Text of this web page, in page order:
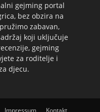
gejming portal
bez obzira na
zabavan,
koji uključuje
gejming
za roditelje i
djecu.
Impressum Kontakt